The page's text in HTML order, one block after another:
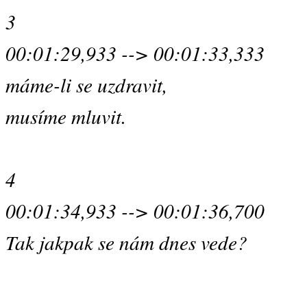
3
00:01:29,933 --> 00:01:33,333
máme-li se uzdravit,
musíme mluvit.
4
00:01:34,933 --> 00:01:36,700
Tak jakpak se nám dnes vede?